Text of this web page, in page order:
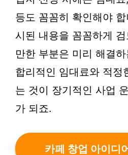
등도 꼼꼼히 확인해야
시된 내용을 꼼꼼하게
만한 부분은 미리 해결
합리적인 임대료와 적정
는 것이 장기적인 사업
가 되죠.
카페 창업 아이디